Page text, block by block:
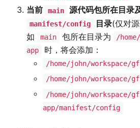
当前 main 源代码包所在目录
manifest/config 目录(仅对
如
main 包所在目录为
/
app
时，将会添加：
/home/john/workspace/
/home/john/workspace/
/home/john/workspace/
app/manifest/config